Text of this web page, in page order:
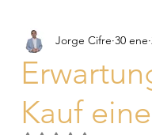
de Lujo en Mallorca
en Mallorca: Lujo, Estilo
Kauf
Jorge Cifre 30 ene